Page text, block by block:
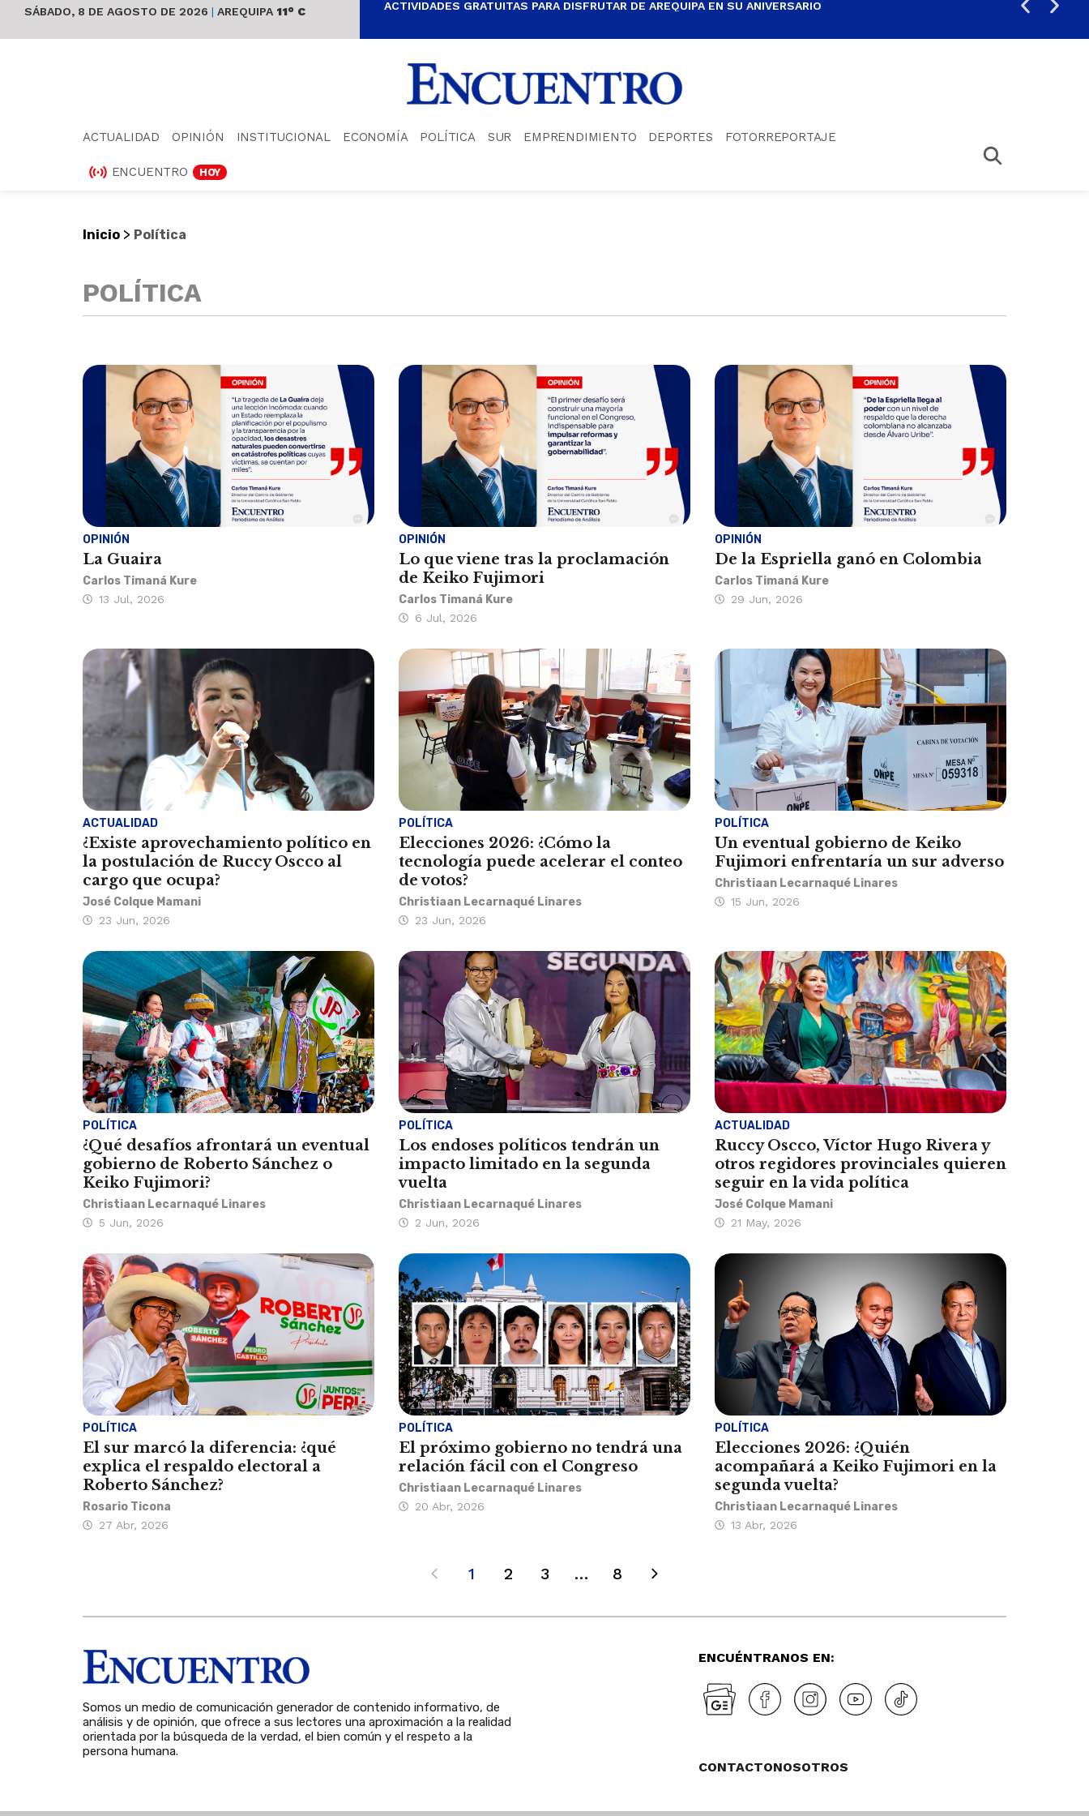
SÁBADO, 8 DE AGOSTO DE 2026 | AREQUIPA 11° C ACTIVIDADES GRATUITAS PARA DISFRUTAR DE AREQUIPA EN SU ANIVERSARIO
ACTUALIDAD OPINIÓN INSTITUCIONAL ECONOMÍA POLÍTICA SUR EMPRENDIMIENTO DEPORTES FOTORREPORTAJE
ENCUENTRO HOY
Inicio > Política
POLÍTICA
OPINIÓN
La Guaira
Carlos Timaná Kure
13 Jul, 2026
OPINIÓN
Lo que viene tras la proclamación
de Keiko Fujimori
Carlos Timaná Kure
6 Jul, 2026
OPINIÓN
De la Espriella ganó en Colombia
Carlos Timaná Kure
29 Jun, 2026
ACTUALIDAD
¿Existe aprovechamiento político en
la postulación de Ruccy Oscco al
cargo que ocupa?
José Colque Mamani
23 Jun, 2026
POLÍTICA
Elecciones 2026: ¿Cómo la
tecnología puede acelerar el conteo
de votos?
Christiaan Lecarnaqué Linares
23 Jun, 2026
POLÍTICA
Un eventual gobierno de Keiko
Fujimori enfrentaría un sur adverso
Christiaan Lecarnaqué Linares
15 Jun, 2026
POLÍTICA
¿Qué desafíos afrontará un eventual
gobierno de Roberto Sánchez o
Keiko Fujimori?
Christiaan Lecarnaqué Linares
5 Jun, 2026
POLÍTICA
Los endoses políticos tendrán un
impacto limitado en la segunda
vuelta
Christiaan Lecarnaqué Linares
2 Jun, 2026
ACTUALIDAD
Ruccy Oscco, Víctor Hugo Rivera y
otros regidores provinciales quieren
seguir en la vida política
José Colque Mamani
21 May, 2026
POLÍTICA
El sur marcó la diferencia: ¿qué
explica el respaldo electoral a
Roberto Sánchez?
Rosario Ticona
27 Abr, 2026
POLÍTICA
El próximo gobierno no tendrá una
relación fácil con el Congreso
Christiaan Lecarnaqué Linares
20 Abr, 2026
POLÍTICA
Elecciones 2026: ¿Quién
acompañará a Keiko Fujimori en la
segunda vuelta?
Christiaan Lecarnaqué Linares
13 Abr, 2026
1 2 3 … 8
Somos un medio de comunicación generador de contenido informativo, de
análisis y de opinión, que ofrece a sus lectores una aproximación a la realidad
orientada por la búsqueda de la verdad, el bien común y el respeto a la
persona humana.
ENCUÉNTRANOS EN:
CONTACTONOSOTROS